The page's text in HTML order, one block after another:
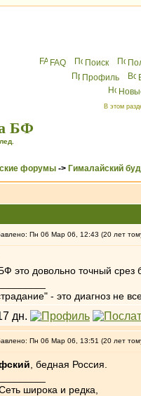
FAQ Поиск
Профиль
В этом
БФ
форумы -> Гималайский
Пн 06 Мар 06, 12:43 (20 лет
это довольно точный срез
- это диагноз не
Пн 06 Мар 06, 13:51 (20 лет
, бедная Россия.
широка и редка,